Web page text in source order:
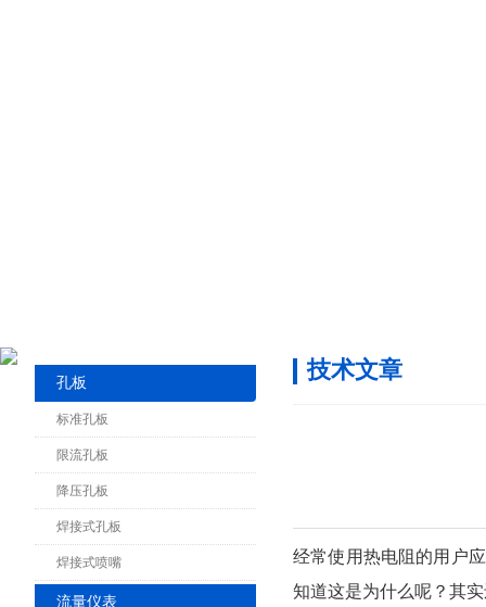
孔板
标准孔板
限流孔板
降压孔板
焊接式孔板
焊接式喷嘴
流量仪表
技术文章
经常使用热电阻的用户
知道这是为什么呢？其